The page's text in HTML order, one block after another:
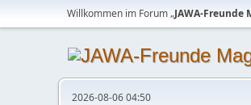
Willkommen im Forum „JAWA-
2026-08-06 04:50